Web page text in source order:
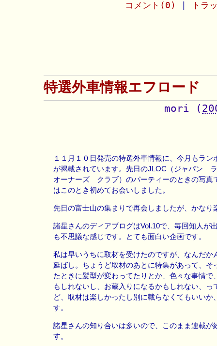
コメント(0) | トラ
特選外車情報エフロード
mori (
１１月１０日発売の特選外車情報に、今月もラン
が掲載されています。先日のJLOC（ジャパン
オーナーズ クラブ）のパーティーのときの写真
はこのとき初めてお会いしました。
先日の富士山の集まりで再会しましたが、かなり
諸星さんのディアブログはVol.10で、毎回知人が
も不思議な感じです。とても面白い企画です。
私は早いうちに取材を受けたのですが、なんだか
延ばし。ちょうど取材のあとに特集があって、そ
たときに髪型が変わってたりとか、色々な事情で
もしれないし、お蔵入りになるかもしれない、っ
ど、取材は楽しかったし別に載らなくてもいいか
す。
諸星さんの知り合いは多いので、このまま連載が
す。